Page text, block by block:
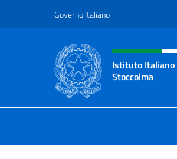
Governo Italiano
Intestazione sito,
Istituto
Stoccolma